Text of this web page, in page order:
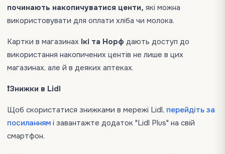
починають накопичуватися центи, які можна
використовувати для оплати хліба чи молока.
Картки в магазинах Ікі та Норф дають доступ до
використання накопичених центів не лише в цих
магазинах, але й в деяких аптеках.
❗️Знижки в Lidl
Щоб скористатися знижками в мережі Lidl, перейдіть за
посиланням і завантажте додаток "Lidl Plus" на свій
смартфон.